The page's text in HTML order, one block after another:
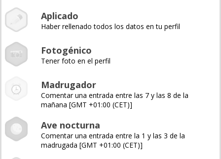
Aplicado
Haber rellenado todos los datos en tu perfil
Fotogénico
Tener foto en el perfil
Madrugador
Comentar una entrada entre las 7 y las 8 de la
mañana [GMT +01:00 (CET)]
Ave nocturna
Comentar una entrada entre la 1 y las 3 de la
madrugada [GMT +01:00 (CET)]